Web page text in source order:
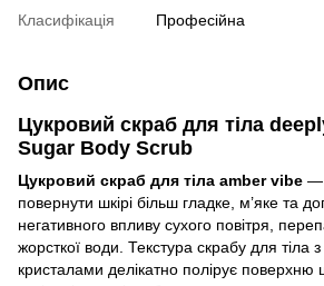
Класифікація Професійна
Опис
Цукровий скраб для тіла
Sugar Body Scrub
Цукровий скраб для тіла amber vibe —
повернути шкірі більш гладке, м’яке та
негативного впливу сухого повітря,
жорсткої води. Текстура скрабу для тіла
кристалами делікатно полірує поверхню